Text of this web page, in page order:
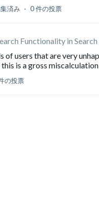
済み 0 件の投票
Functionality in
of users that are very
is a gross miscalculation
の投票